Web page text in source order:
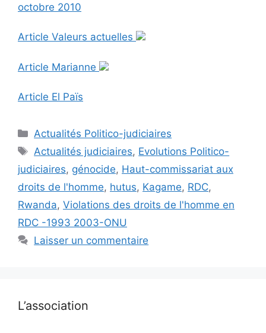
octobre 2010
Article Valeurs actuelles
Article Marianne
Article El Païs
Catégories
Actualités Politico-judiciaires
Étiquettes
Actualités judiciaires, Evolutions Politico-
judiciaires, génocide, Haut-commissariat aux
droits de l'homme, hutus, Kagame, RDC,
Rwanda, Violations des droits de l'homme en
RDC -1993 2003-ONU
Laisser un commentaire
L’association